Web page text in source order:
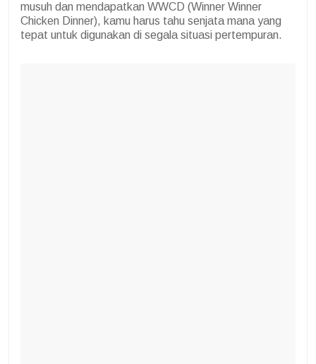
musuh dan mendapatkan WWCD (Winner Winner
Chicken Dinner), kamu harus tahu senjata mana yang
tepat untuk digunakan di segala situasi pertempuran.